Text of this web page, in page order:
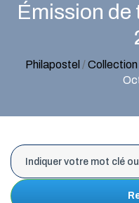
Émission de
Philapostel /